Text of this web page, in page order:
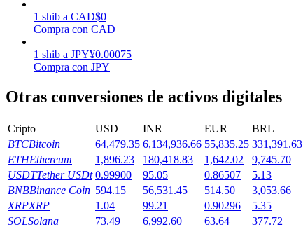
1 shib a CAD$0
Compra con CAD
1 shib a JPY¥0.00075
Compra con JPY
Otras conversiones de activos digitales
Cripto USD INR EUR BRL
BTCBitcoin 64,479.35 6,134,936.66 55,835.25 331,391.63
ETHEthereum 1,896.23 180,418.83 1,642.02 9,745.70
USDTTether USDt 0.99900 95.05 0.86507 5.13
BNBBinance Coin 594.15 56,531.45 514.50 3,053.66
XRPXRP 1.04 99.21 0.90296 5.35
SOLSolana 73.49 6,992.60 63.64 377.72